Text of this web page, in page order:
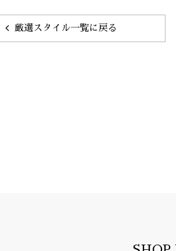
厳選スタイル一覧に戻る